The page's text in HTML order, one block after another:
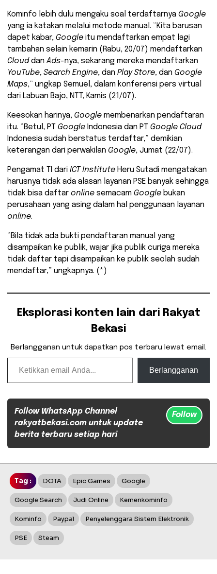
Kominfo lebih dulu mengaku soal terdaftarnya Google
yang ia katakan melalui metode manual. “Kita barusan
dapet kabar, Google itu mendaftarkan empat lagi
tambahan selain kemarin (Rabu, 20/07) mendaftarkan
Clouddan Ads-nya, sekarang mereka mendaftarkan
YouTube, Search Engine, dan Play Store, dan Google
Maps,” ungkap Semuel, dalam konferensi pers virtual
dari Labuan Bajo, NTT, Kamis (21/07).
Keesokan harinya, Google membenarkan pendaftaran
itu. “Betul, PT Google Indonesia dan PT Google Cloud
Indonesia sudah berstatus terdaftar,” demikian
keterangan dari perwakilan Google, Jumat (22/07).
Pengamat TI dari ICT Institute Heru Sutadi mengatakan
harusnya tidak ada alasan layanan PSE banyak sehingga
tidak bisa daftar online semacam Google bukan
perusahaan yang asing dalam hal penggunaan layanan
online.
“Bila tidak ada bukti pendaftaran manual yang
disampaikan ke publik, wajar jika publik curiga mereka
tidak daftar tapi disampaikan ke publik seolah sudah
mendaftar,” ungkapnya. (*)
Eksplorasi konten lain dari Rakyat
Bekasi
Berlangganan untuk dapatkan pos terbaru lewat email.
Ketikkan email Anda...
Berlangganan
Follow WhatsApp Channel
rakyatbekasi.com untuk update
berita terbaru setiap hari
Follow
Tag : DOTA Epic Games Google
Google Search Judi Online Kemenkominfo
Kominfo Paypal Penyelenggara Sistem Elektronik
PSE Steam